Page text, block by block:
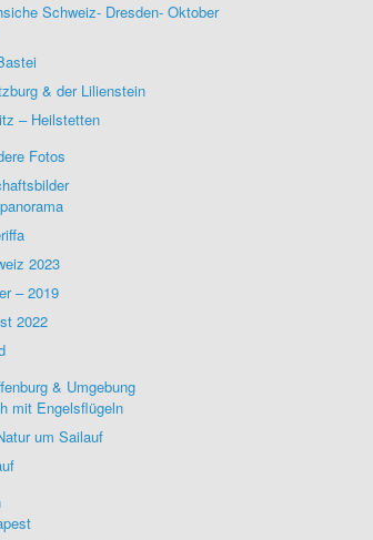
Schweiz- Dresden- Oktober
& der Lilienstein
– Heilstetten
Fotos
2023
– 2019
2022
& Umgebung
mit Engelsflügeln
um Sailauf